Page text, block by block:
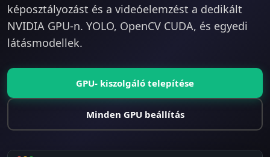
képosztályozást és a videóelemzést a dedikált
NVIDIA GPU-n. YOLO, OpenCV CUDA, és egyedi
látásmodellek.
GPU- kiszolgáló telepítése
Minden GPU beállítás